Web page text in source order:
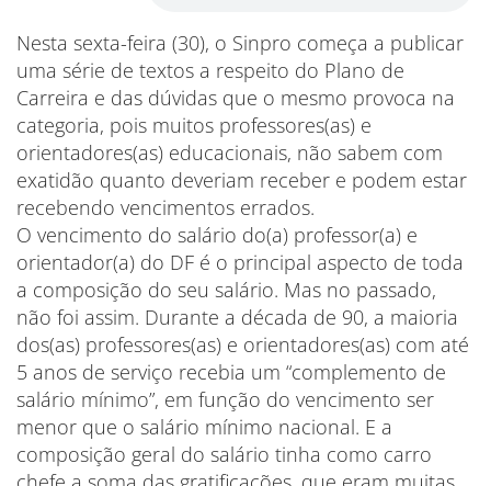
Nesta sexta-feira (30), o Sinpro começa a publicar
uma série de textos a respeito do Plano de
Carreira e das dúvidas que o mesmo provoca na
categoria, pois muitos professores(as) e
orientadores(as) educacionais, não sabem com
exatidão quanto deveriam receber e podem estar
recebendo vencimentos errados.
O vencimento do salário do(a) professor(a) e
orientador(a) do DF é o principal aspecto de toda
a composição do seu salário. Mas no passado,
não foi assim. Durante a década de 90, a maioria
dos(as) professores(as) e orientadores(as) com até
5 anos de serviço recebia um “complemento de
salário mínimo”, em função do vencimento ser
menor que o salário mínimo nacional. E a
composição geral do salário tinha como carro